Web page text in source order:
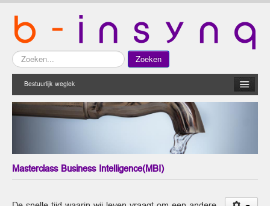
Zoeken... Zoeken
Bestuurlijk weglek
Masterclass Business Intelligence(MBI)